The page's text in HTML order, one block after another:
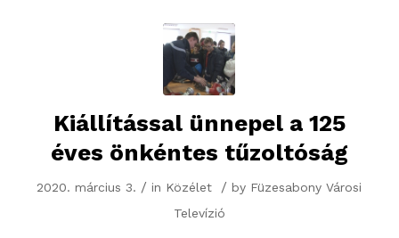
Kiállítással ünnepel a 125
éves önkéntes tűzoltóság
2020. március 3. / in Közélet / by Füzesabony Városi
Televízió